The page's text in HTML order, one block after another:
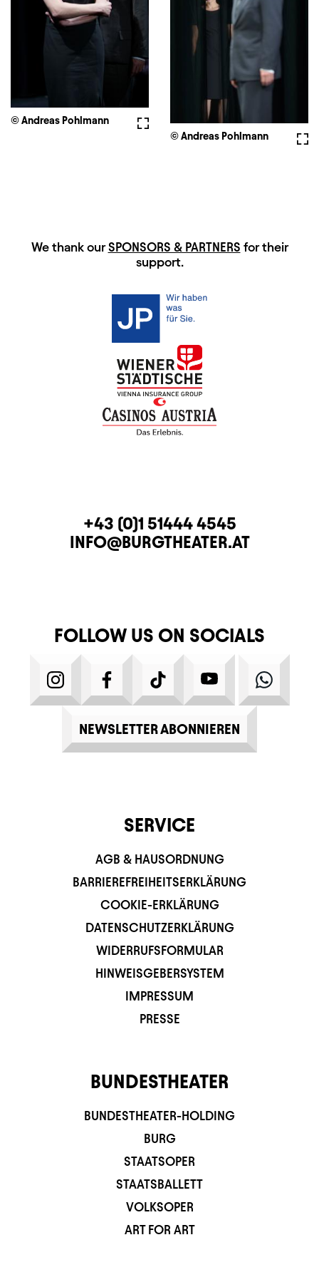
Fullscreen
© Andreas Pohlmann
© Andreas Pohlmann
HAUPTSPONSOREN
We thank ourSPONSORS & PARTNERS for their
support.
CONTACTTELEPHONE
+43 (0)1 51444 4545
E-MAIL
INFO@BURGTHEATER.AT
FOLLOW US ON SOCIALS
INSTAGRAMFACEBOOKTIKTOK YOUTUBE
NEWSLETTER ABONNIEREN
SERVICE
AGB & HAUSORDNUNG
BARRIEREFREIHEITSERKLÄRUNG
COOKIE-ERKLÄRUNG
DATENSCHUTZERKLÄRUNG
WIDERRUFSFORMULAR
HINWEISGEBERSYSTEM
IMPRESSUM
PRESSE
BUNDESTHEATER
BUNDESTHEATER-HOLDING
BURG
STAATSOPER
STAATSBALLETT
VOLKSOPER
ART FOR ART